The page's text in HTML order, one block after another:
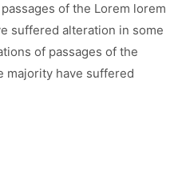
of the Lorem lorem
suffered alteration in some
of passages of the
majority have suffered